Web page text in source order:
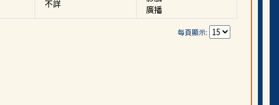
不詳
廣播
每頁顯示: